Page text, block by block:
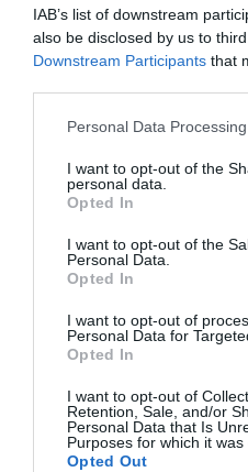
IAB’s list of downstream
also be disclosed by us to
Downstream Participants that
Please note that this website/
not limited to your visit or
grant or deny consent to
use your data for below
consent section.
Personal Data
I want to opt-out of the
personal data.
Opted In
I want to opt-out of the
Personal Data.
Opted In
I want to opt-out of
Personal Data for
Opted In
I want to opt-out of
Retention, Sale, and/or
Personal Data that Is
Purposes for which it was
Opted Out
Az ő munkájukat
intelligencia
mesterséges intelligencia